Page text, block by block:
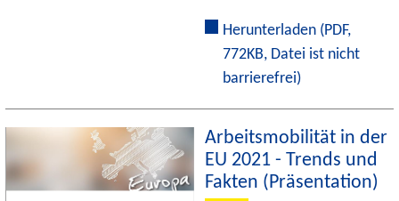
Herunterladen (PDF,
772KB, Datei ist nicht
barrierefrei)
Arbeitsmobilität in der
EU 2021 - Trends und
Fakten (Präsentation)